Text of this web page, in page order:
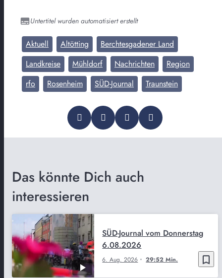
Untertitel wurden automatisiert erstellt
Aktuell Altötting
Berchtesgadener Land
Landkreise
Mühldorf Nachrichten
Region
rfo
Rosenheim SÜD-Journal Traunstein
Das könnte Dich auch
interessieren
bookmark_border
6. Aug. 2026 29:52 Min.
SÜD-Journal vom Donnerstag
6.08.2026